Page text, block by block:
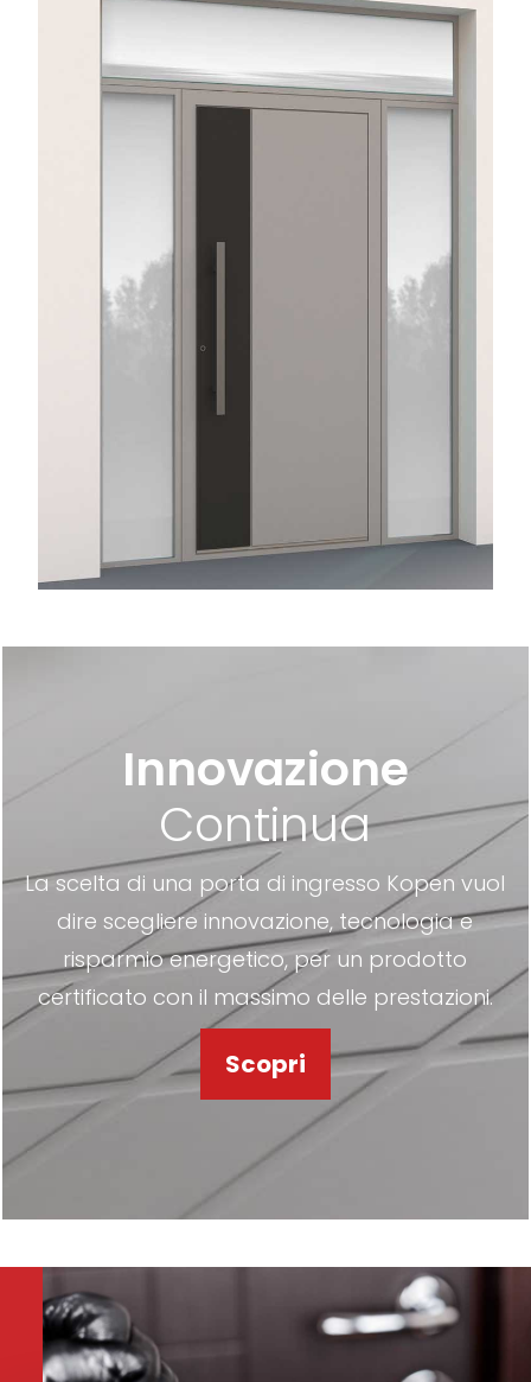
Innovazione
Continua
La scelta di una porta di ingresso Kopen vuol
dire scegliere innovazione, tecnologia e
risparmio energetico, per un prodotto
certificato con il massimo delle prestazioni.
Scopri